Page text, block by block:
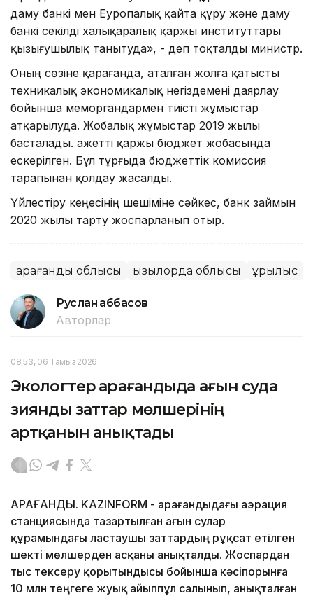
даму банкі мен Еуропалық қайта құру және даму
банкі секілді халықаралық қаржы институттары
қызығушылық танытуда», - деп тоқталды министр.
Оның сөзіне қарағанда, аталған жолға қатысты
техникалық экономикалық негіздемені даярлау
бойынша меморгандармен тиісті жұмыстар
атқарылуда. Жобалық жұмыстар 2019 жылы
басталады. Қажетті қаржы бюджет жобасында
ескерілген. Бұл тұрғыда бюджеттік комиссия
тарапынан қолдау жасалды.
Үйлестіру кеңесінің шешіміне сәйкес, банк займын
2020 жылы тарту жоспарланып отыр.
Қарағанды облысы Қызылорда облысы Құрылыс
Руслан Ғаббасов
Авторлар
08:53, 06 Тамыз 2026
Экологтер Қарағандыда ағын суда
зиянды заттар мөлшерінің
артқанын анықтады
ҚАРАҒАНДЫ. KAZINFORM - Қарағандыдағы аэрация
станциясында тазартылған ағын сулар
құрамындағы ластаушы заттардың рұқсат етілген
шекті мөлшерден асқаны анықталды. Жоспардан
тыс тексеру қорытындысы бойынша кәсіпорынға
10 млн теңгеге жуық айыппұл салынып, анықталған